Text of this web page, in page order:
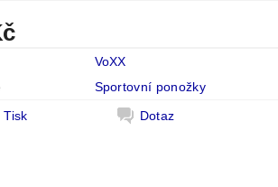
VoXX
Sportovní ponožky
Tisk
Dotaz